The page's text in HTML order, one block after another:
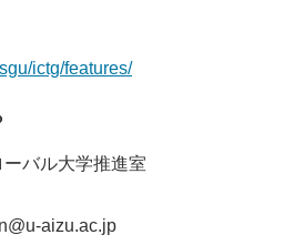
ictg/features/
バル大学推進室
aizu.ac.jp